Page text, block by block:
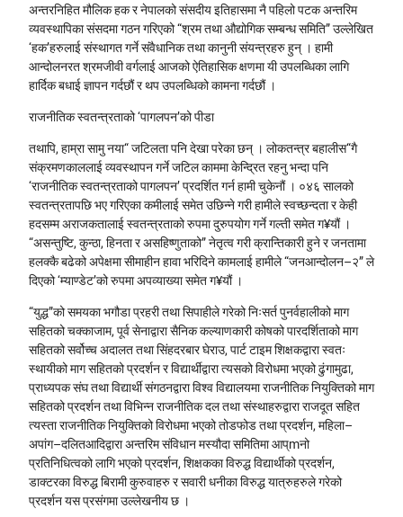
अन्तरनिहित मौलिक हक र नेपालको संसदीय इतिहासमा नै पहिलो पटक अन्तरिम
व्यवस्थापिका संसदमा गठन गरिएको “श्रम तथा औद्योगिक सम्बन्ध समिति” उल्लेखित
‘हक’हरुलाई संस्थागत गर्ने संवैधानिक तथा कानुनी संयन्त्रहरु हुन् । हामी
आन्दोलनरत श्रमजीवी वर्गलाई आजको ऐतिहासिक क्षणमा यी उपलब्धिका लागि
हार्दिक बधाई ज्ञापन गर्दछौं र थप उपलब्धिको कामना गर्दछौं ।
राजनीतिक स्वतन्त्रताको ‘पागलपन’को पीडा
तथापि, हाम्रा सामु नया“ जटिलता पनि देखा परेका छन् । लोकतन्त्र बहालीस“गै
संक्रमणकाललाई व्यवस्थापन गर्ने जटिल काममा केन्द्रित रहनु भन्दा पनि
‘राजनीतिक स्वतन्त्रताको पागलपन’ प्रदर्शित गर्न हामी चुकेनौं । ०४६ सालको
स्वतन्त्रतापछि भए गरिएका कमीलाई समेत उछिन्ने गरी हामीले स्वच्छन्दता र केही
हदसम्म अराजकतालाई स्वतन्त्रताको रुपमा दुरुपयोग गर्ने गल्ती समेत ग¥यौं ।
“असन्तुष्टि, कुन्ठा, हिनता र असहिष्णुताको” नेतृत्व गरी क्रान्तिकारी हुने र जनतामा
हलक्कै बढेको अपेक्षमा सीमाहीन हावा भरिदिने कामलाई हामीले “जनआन्दोलन–२” ले
दिएको ‘म्याण्डेट’को रुपमा अपव्याख्या समेत ग¥यौं ।
“युद्ध”को समयका भगौडा प्रहरी तथा सिपाहीले गरेको निःसर्त पुनर्वहालीको माग
सहितको चक्काजाम, पूर्व सेनाद्वारा सैनिक कल्याणकारी कोषको पारदर्शिताको माग
सहितको सर्वोच्च अदालत तथा सिंहदरबार घेराउ, पार्ट टाइम शिक्षकद्वारा स्वतः
स्थायीको माग सहितको प्रदर्शन र विद्यार्थीद्वारा त्यसको विरोधमा भएको ढुंगामुढा,
प्राध्यपक संघ तथा विद्यार्थी संगठनद्वारा विश्व विद्यालयमा राजनीतिक नियुक्तिको माग
सहितको प्रदर्शन तथा विभिन्न राजनीतिक दल तथा संस्थाहरुद्वारा राजदूत सहित
त्यस्ता राजनीतिक नियुक्तिको विरोधमा भएको तोडफोड तथा प्रदर्शन, महिला–
अपांग–दलितआदिद्वारा अन्तरिम संविधान मस्यौदा समितिमा आप्mनो
प्रतिनिधित्वको लागि भएको प्रदर्शन, शिक्षकका विरुद्ध विद्यार्थीको प्रदर्शन,
डाक्टरका विरुद्ध बिरामी कुरुवाहरु र सवारी धनीका विरुद्ध यात्रुहरुले गरेको
प्रदर्शन यस प्रसंगमा उल्लेखनीय छ ।